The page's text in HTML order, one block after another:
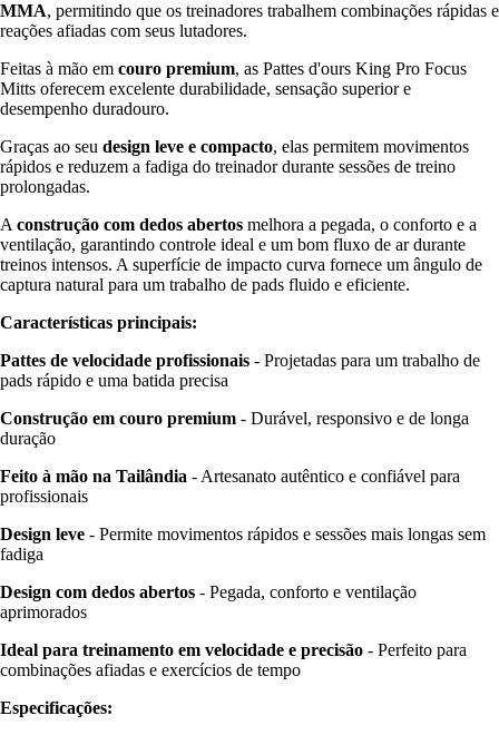
MMA, permitindo que os treinadores trabalhem combinações rápidas e
reações afiadas com seus lutadores.
Feitas à mão em couro premium, as Pattes d'ours King Pro Focus
Mitts oferecem excelente durabilidade, sensação superior e
desempenho duradouro.
Graças ao seu design leve e compacto, elas permitem movimentos
rápidos e reduzem a fadiga do treinador durante sessões de treino
prolongadas.
A construção com dedos abertos melhora a pegada, o conforto e a
ventilação, garantindo controle ideal e um bom fluxo de ar durante
treinos intensos. A superfície de impacto curva fornece um ângulo de
captura natural para um trabalho de pads fluido e eficiente.
Características principais:
Pattes de velocidade profissionais - Projetadas para um trabalho de
pads rápido e uma batida precisa
Construção em couro premium - Durável, responsivo e de longa
duração
Feito à mão na Tailândia - Artesanato autêntico e confiável para
profissionais
Design leve - Permite movimentos rápidos e sessões mais longas sem
fadiga
Design com dedos abertos - Pegada, conforto e ventilação
aprimorados
Ideal para treinamento em velocidade e precisão - Perfeito para
combinações afiadas e exercícios de tempo
Especificações: